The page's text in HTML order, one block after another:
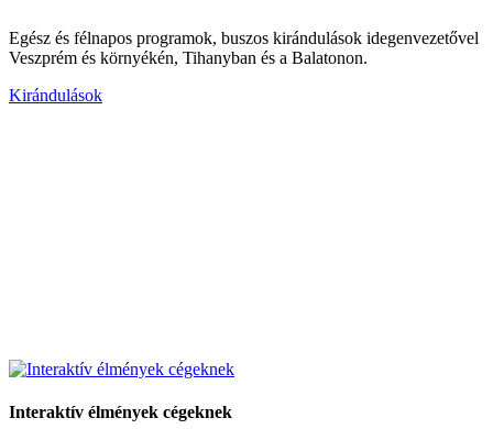
Egész és félnapos programok, buszos kirándulások idegenvezetővel
Veszprém és környékén, Tihanyban és a Balatonon.
Kirándulások
Interaktív élmények cégeknek